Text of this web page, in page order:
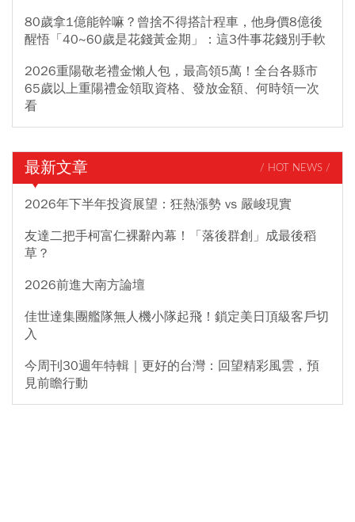
80歲拿1億能幹嘛？曾捨不得搭計程車，他身價8億後
醒悟「40~60歲是花錢黃金期」：這3件事花錢別手軟
2026重陽敬老禮金懶人包，最高領5萬！全台各縣市
65歲以上重陽禮金領取資格、發放金額、何時領一次
看
最新文章 / HOT NEWS /
2026年下半年投資展望：狂熱漲勢 vs 嚴峻現實
友達二把手柯富仁裸辭內幕！「落後群創」成最後稻
草？
2026前進大南方論壇
佳世達集團艦隊無人機小隊起飛！鎖定美日頂級客戶切
入
今周刊30週年特輯｜更好的台灣：回望精彩風雲，預
見前瞻行動